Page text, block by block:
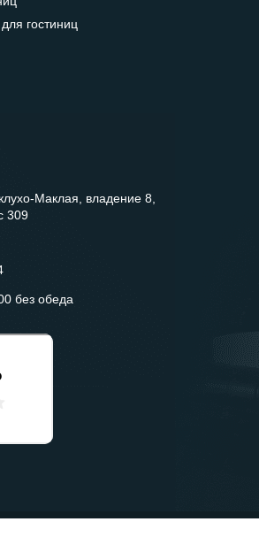
гостиниц
Маклая, владение 8,
309
без обеда